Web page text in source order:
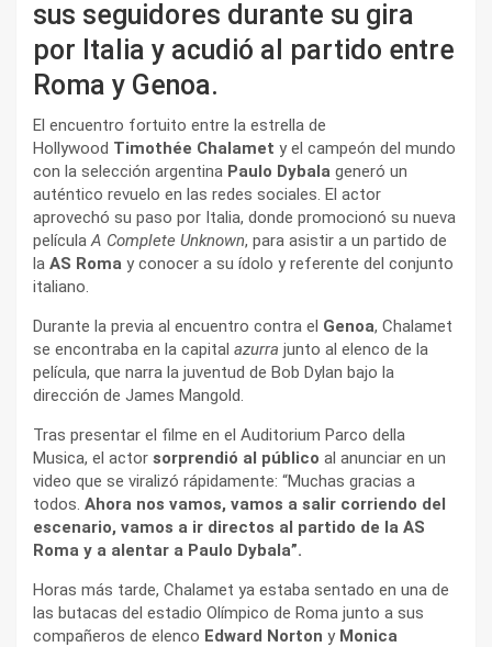
sus seguidores durante su gira
por Italia y acudió al partido entre
Roma y Genoa.
El encuentro fortuito entre la estrella de
Hollywood Timothée Chalamet y el campeón del mundo
con la selección argentina Paulo Dybala generó un
auténtico revuelo en las redes sociales. El actor
aprovechó su paso por Italia, donde promocionó su nueva
películaA Complete Unknown, para asistir a un partido de
la AS Roma y conocer a su ídolo y referente del conjunto
italiano.
Durante la previa al encuentro contra el Genoa, Chalamet
se encontraba en la capital azurra junto al elenco de la
película, que narra la juventud de Bob Dylan bajo la
dirección de James Mangold.
Tras presentar el filme en el Auditorium Parco della
Musica, el actor sorprendió al público al anunciar en un
video que se viralizó rápidamente: “Muchas gracias a
todos. Ahora nos vamos, vamos a salir corriendo del
escenario, vamos a ir directos al partido de la AS
Roma y a alentar a Paulo Dybala”.
Horas más tarde, Chalamet ya estaba sentado en una de
las butacas del estadio Olímpico de Roma junto a sus
compañeros de elenco Edward Norton y Monica